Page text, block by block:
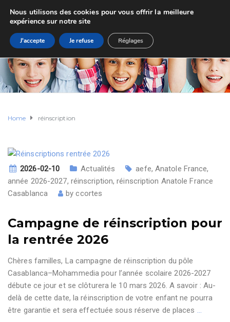
Home réinscription
2026-02-10 Actualités aefe, Anatole France,
année 2026-2027, réinscription,réinscription Anatole France
Casablanca
byccortes
Campagne de réinscription pour
la rentrée 2026
Chères familles, La campagne de réinscription du pôle
Casablanca–Mohammedia pour l’année scolaire 2026-2027
débute ce jour et se clôturera le 10 mars 2026. A savoir : Au-
delà de cette date, la réinscription de votre enfant ne pourra
être garantie et sera effectuée sous réserve de places …
Nous utilisons des cookies pour vous offrir la meilleure
expérience sur notre site
J'accepte Je refuse Réglages